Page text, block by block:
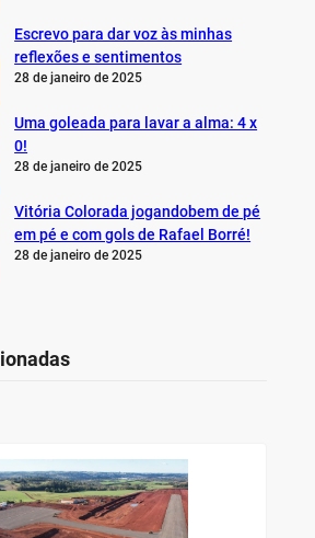
Escrevo para dar voz às minhas
reflexões e sentimentos
28 de janeiro de 2025
Uma goleada para lavar a alma: 4 x
0!
28 de janeiro de 2025
Vitória Colorada jogandobem de pé
em pé e com gols de Rafael Borré!
28 de janeiro de 2025